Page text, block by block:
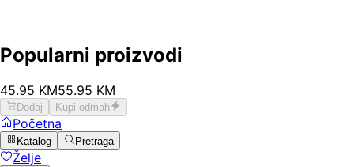
Popularni proizvodi
45.95 KM55.95 KM
Dodaj Kupi odmah
Početna
Katalog Pretraga
Želje